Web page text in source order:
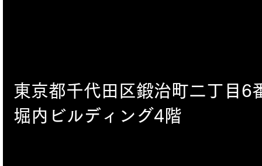
東京都千代田区鍛治町二丁目6
堀内ビルディング4階